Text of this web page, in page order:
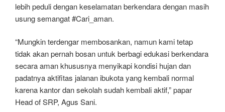
lebih peduli dengan keselamatan berkendara dengan masih
usung semangat #Cari_aman.
“Mungkin terdengar membosankan, namun kami tetap
tidak akan pernah bosan untuk berbagi edukasi berkendara
secara aman khususnya menyikapi kondisi hujan dan
padatnya aktifitas jalanan ibukota yang kembali normal
karena kantor dan sekolah sudah kembali aktif,” papar
Head of SRP, Agus Sani.